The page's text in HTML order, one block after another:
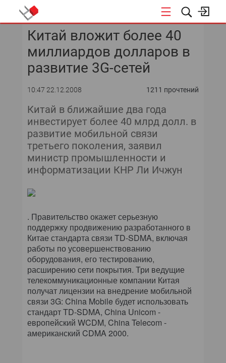
КОНФЕРЕНЦИИ
«ОТКРЫТЫЕ СИСТЕМЫ»
ИТ-ИНФРАСТРУКТУРА
КОМПЬЮТЕРНЫЙ МИР
ИТ В ЗДРАВООХРАНЕНИИ
ПАРТНЕРСКИЕ ПРОЕКТЫ
ИТ-КАЛЕНДАРЬ
Китай вложит более 40
миллиардов долларов в
развитие 3G-сетей
10:47 22.12.2008 1211 прочтений
Китай в ближайшие два года
инвестирует более 40 млрд долл. в
развитие мобильной связи
третьего поколения, заявил
министр промышленности и
информатизации КНР Ли Ичжун
. Правительство окажет серьезную
поддержку продвижению разработанного в
Китае стандарта связи TD-SDMA, включая
работы по усовершенствованию
оборудования, его тестированию,
расширению сети покрытия. Три ведущие
телекоммуникационные компании Китая
получат лицензии на внедрение мобильной
связи 3G: China Mobile будет использовать
стандарт TD-SDMA, China Unicom -
европейский WCDM, China Telecom -
американский CDMA 2000.